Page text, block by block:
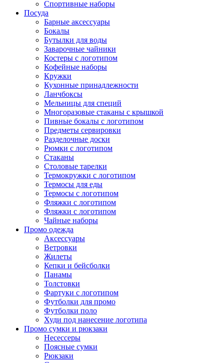
Спортивные наборы
Посуда
Барные аксессуары
Бокалы
Бутылки для воды
Заварочные чайники
Костеры с логотипом
Кофейные наборы
Кружки
Кухонные принадлежности
Ланчбоксы
Мельницы для специй
Многоразовые стаканы с крышкой
Пивные бокалы с логотипом
Предметы сервировки
Разделочные доски
Рюмки с логотипом
Стаканы
Столовые тарелки
Термокружки с логотипом
Термосы для еды
Термосы с логотипом
Фляжки с логотипом
Фляжки с логотипом
Чайные наборы
Промо одежда
Аксессуары
Ветровки
Жилеты
Кепки и бейсболки
Панамы
Толстовки
Фартуки с логотипом
Футболки для промо
Футболки поло
Худи под нанесение логотипа
Промо сумки и рюкзаки
Несессеры
Поясные сумки
Рюкзаки